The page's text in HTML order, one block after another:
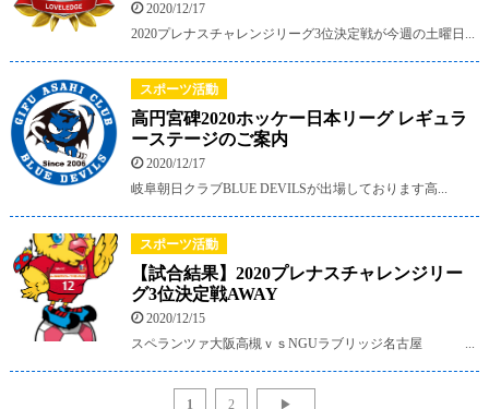
2020/12/17
2020プレナスチャレンジリーグ3位決定戦が今週の土曜日...
スポーツ活動
高円宮碑2020ホッケー日本リーグ レギュラ
ーステージのご案内
2020/12/17
岐阜朝日クラブBLUE DEVILSが出場しております高...
スポーツ活動
【試合結果】2020プレナスチャレンジリー
グ3位決定戦AWAY
2020/12/15
スペランツァ大阪高槻ｖｓNGUラブリッジ名古屋 ...
1 2 ▶